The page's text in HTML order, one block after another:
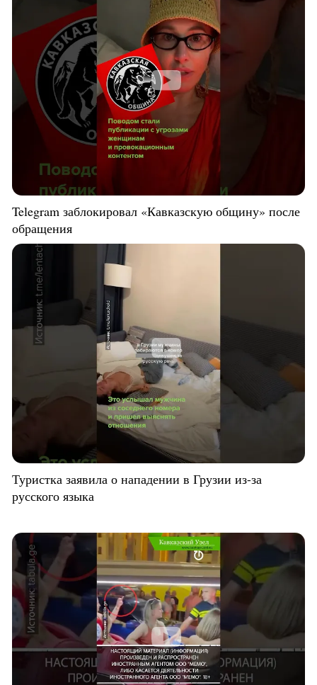
Telegram заблокировал «Кавказскую общину» после
обращения
Туристка заявила о нападении в Грузии из-за
русского языка